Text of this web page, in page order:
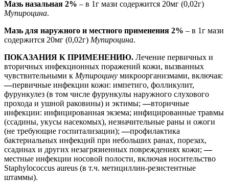
Мазь назальная 2% – в 1г мази содержится 20мг (0,02г)
Мупироцина.
Мазь для наружного и местного применения 2% – в 1г мази
содержится 20мг (0,02г) Мупироцина.
ПОКАЗАНИЯ К ПРИМЕНЕНИЮ. Лечение первичных и
вторичных инфекционных поражений кожи, вызванных
чувствительными к Мупироцину микроорганизмами, включая:
—первичные инфекции кожи: импетиго, фолликулит,
фурункулез (в том числе фурункулы наружного слухового
прохода и ушной раковины) и эктимы;—вторичные
инфекции: инфицированная экзема; инфицированные травмы
(ссадины, укусы насекомых), незначительные раны и ожоги
(не требующие госпитализации);—профилактика
бактериальных инфекций при небольших ранах, порезах,
ссадинах и других незагрязненных повреждениях кожи;—
местные инфекции носовой полости, включая носительство
Staphylococcus aureus (в т.ч. метициллин-резистентные
штаммы).